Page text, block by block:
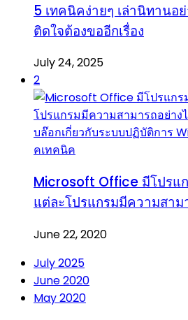
5 เทคนิคง่ายๆ เล่านิทานอ
ติดใจต้องขออีกเรื่อง
July 24, 2025
2
บล๊อกเกี่ยวกับระบบปฏิบัติการ
คเทคนิค
Microsoft Office มีโปรแ
แต่ละโปรแกรมมีความสาม
June 22, 2020
July 2025
June 2020
May 2020